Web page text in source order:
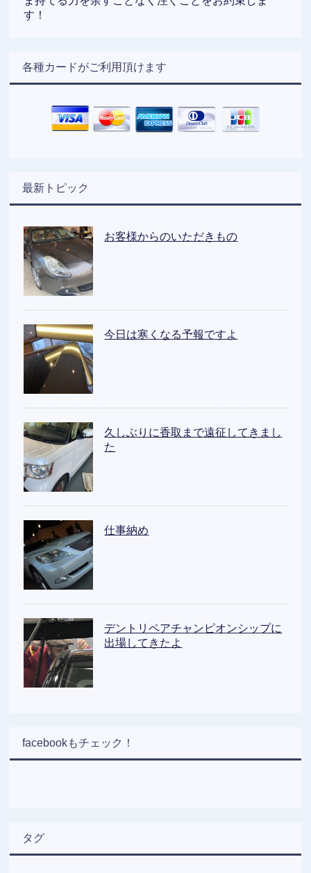
す！
各種カードがご利用頂けます
最新トピック
お客様からのいただきもの
今日は寒くなる予報ですよ
久しぶりに香取まで遠征してきまし
た
仕事納め
デントリペアチャンピオンシップに
出場してきたよ
facebookもチェック！
タグ